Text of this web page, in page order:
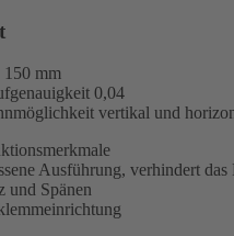
mm
0,04
vertikal und
Ausführung, verhindert
und Spänen